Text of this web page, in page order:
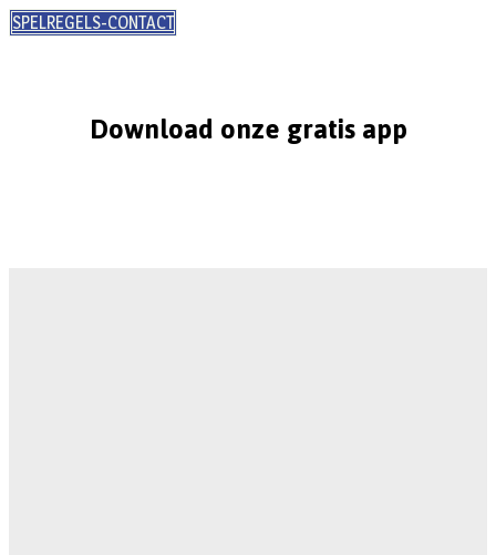
SPELREGELS-CONTACT
Download onze gratis app